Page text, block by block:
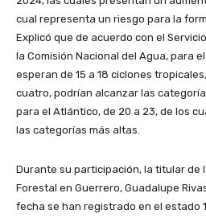
cual representa un riesgo para la
Explicó que de acuerdo con el
la Comisión Nacional del Agua, para
esperan de 15 a 18 ciclones
cuatro, podrían alcanzar las
para el Atlántico, de 20 a 23, de los
las categorías más altas.
Durante su participación, la titular de
Forestal en Guerrero, Guadalupe
fecha se han registrado en el estado